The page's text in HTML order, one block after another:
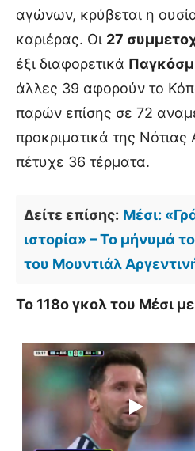
αγώνων, κρύβεται η
καριέρας. Οι 27
έξι διαφορετικά
άλλες 39 αφορούν το
παρών επίσης σε 72
προκριματικά της Νότιας
πέτυχε 36 τέρματα.
Δείτε επίσης: Μέσι:
ιστορία» – Το μήνυμά
του Μουντιάλ
To 118o γκολ του Μέσι